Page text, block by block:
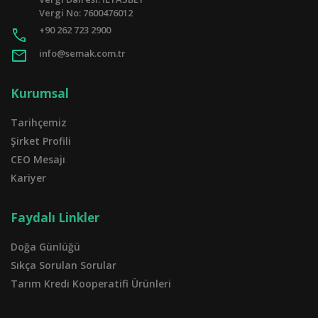
Vergi No: 7600476012
call +90 262 723 2900
mail info@semak.com.tr
Kurumsal
Tarihçemiz
Şirket Profili
CEO Mesajı
Kariyer
Faydalı Linkler
Doğa Günlüğü
Sıkça Sorulan Sorular
Tarım Kredi Kooperatifi Ürünleri